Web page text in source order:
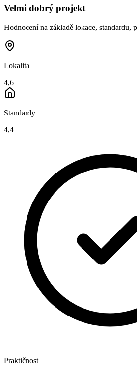
Velmi dobrý projekt
Hodnocení na základě lokace, standardu,
Lokalita
4,6
Standardy
4,4
Praktičnost